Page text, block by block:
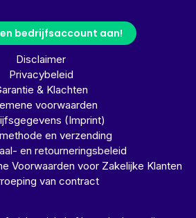
bedrijfsaccount aan!
Disclaimer
Privacybeleid
& Klachten
voorwaarden
(Imprint)
en verzending
en retourneringsbeleid
Voorwaarden voor Zakelijke Klanten
van contract